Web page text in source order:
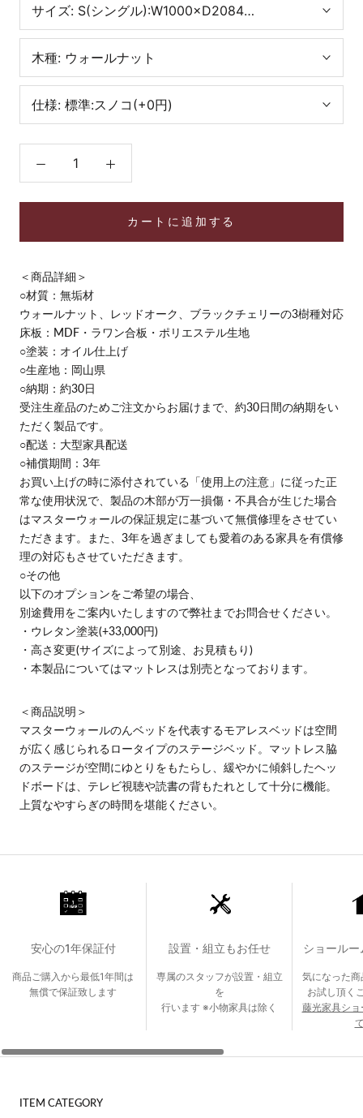
サイズ: S(シングル):W1000×D2084×H738
木種: ウォールナット
仕様: 標準:スノコ(+0円)
カートに追加する
＜商品詳細＞
○材質：無垢材
ウォールナット、レッドオーク、ブラックチェリーの3樹種対応
床板：MDF・ラワン合板・ポリエステル生地
○塗装：オイル仕上げ
○生産地：岡山県
○納期：約30日
受注生産品のためご注文からお届けまで、約30日間の納期をい
ただく製品です。
○配送：大型家具配送
○補償期間：3年
お買い上げの時に添付されている「使用上の注意」に従った正
常な使用状況で、製品の木部が万一損傷・不具合が生じた場合
はマスターウォールの保証規定に基づいて無償修理をさせてい
ただきます。また、3年を過ぎましても愛着のある家具を有償修
理の対応もさせていただきます。
○その他
以下のオプションをご希望の場合、
別途費用をご案内いたしますので弊社までお問合せください。
・ウレタン塗装(+33,000円)
・高さ変更(サイズによって別途、お見積もり)
・本製品についてはマットレスは別売となっております。
＜商品説明＞
マスターウォールのんベッドを代表するモアレスベッドは空間
が広く感じられるロータイプのステージベッド。 マットレス脇
のステージが空間にゆとりをもたらし、緩やかに傾斜したヘッ
ドボードは、テレビ視聴や読書の背もたれとして十分に機能。
上質なやすらぎの時間を堪能ください。
安心の1年保証付
商品ご購入から最低1年間は
無償で保証致します
設置・組立もお任せ
専属のスタッフが設置・組立
を
行います ※小物家具は除く
ショール
気になった
お試し頂く
藤光家具シ
ITEM CATEGORY